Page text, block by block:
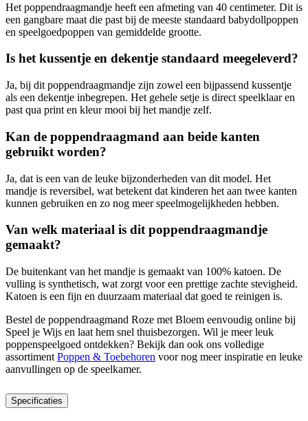
Het poppendraagmandje heeft een afmeting van 40 centimeter. Dit is
een gangbare maat die past bij de meeste standaard babydollpoppen
en speelgoedpoppen van gemiddelde grootte.
Is het kussentje en dekentje standaard meegeleverd?
Ja, bij dit poppendraagmandje zijn zowel een bijpassend kussentje
als een dekentje inbegrepen. Het gehele setje is direct speelklaar en
past qua print en kleur mooi bij het mandje zelf.
Kan de poppendraagmand aan beide kanten
gebruikt worden?
Ja, dat is een van de leuke bijzonderheden van dit model. Het
mandje is reversibel, wat betekent dat kinderen het aan twee kanten
kunnen gebruiken en zo nog meer speelmogelijkheden hebben.
Van welk materiaal is dit poppendraagmandje
gemaakt?
De buitenkant van het mandje is gemaakt van 100% katoen. De
vulling is synthetisch, wat zorgt voor een prettige zachte stevigheid.
Katoen is een fijn en duurzaam materiaal dat goed te reinigen is.
Bestel de poppendraagmand Roze met Bloem eenvoudig online bij
Speel je Wijs en laat hem snel thuisbezorgen. Wil je meer leuk
poppenspeelgoed ontdekken? Bekijk dan ook ons volledige
assortiment Poppen & Toebehoren voor nog meer inspiratie en leuke
aanvullingen op de speelkamer.
Specificaties